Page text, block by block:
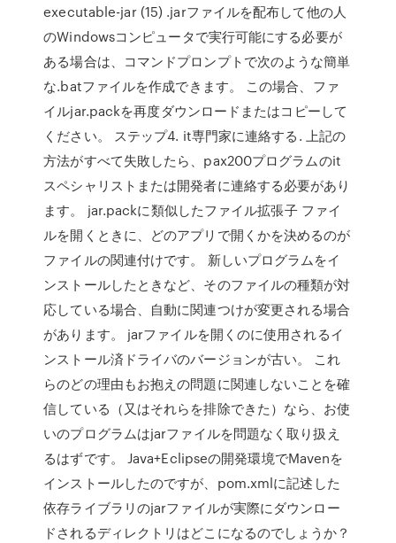
executable-jar (15) .jarファイルを配布して他の人
のWindowsコンピュータで実行可能にする必要が
ある場合は、コマンドプロンプトで次のような簡単
な.batファイルを作成できます。 この場合、ファ
イルjar.packを再度ダウンロードまたはコピーして
ください。 ステップ4. it専門家に連絡する. 上記の
方法がすべて失敗したら、pax200プログラムのit
スペシャリストまたは開発者に連絡する必要があり
ます。 jar.packに類似したファイル拡張子 ファイ
ルを開くときに、どのアプリで開くかを決めるのが
ファイルの関連付けです。 新しいプログラムをイ
ンストールしたときなど、そのファイルの種類が対
応している場合、自動に関連つけが変更される場合
があります。 jarファイルを開くのに使用されるイ
ンストール済ドライバのバージョンが古い。 これ
らのどの理由もお抱えの問題に関連しないことを確
信している（又はそれらを排除できた）なら、お使
いのプログラムはjarファイルを問題なく取り扱え
るはずです。 Java+Eclipseの開発環境でMavenを
インストールしたのですが、pom.xmlに記述した
依存ライブラリのjarファイルが実際にダウンロー
ドされるディレクトリはどこになるのでしょうか？